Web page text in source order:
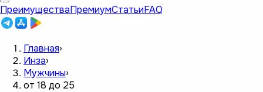
ПреимуществаПремиумСтатьиFAQ
Главная›
Инза›
Мужчины›
от 18 до 25